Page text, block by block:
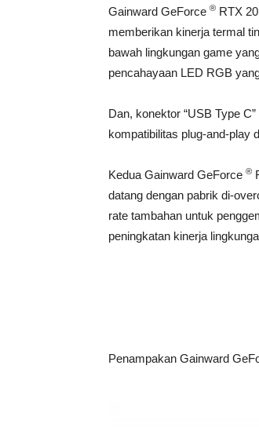
Gainward GeForce ® RTX
memberikan kinerja termal
bawah lingkungan game
pencahayaan LED RGB
Dan, konektor “USB Type
kompatibilitas plug-and-play
Kedua Gainward GeForce ®
datang dengan pabrik di-
rate tambahan untuk
peningkatan kinerja
Penampakan Gainward